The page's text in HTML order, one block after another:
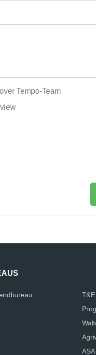
Tempo-Team